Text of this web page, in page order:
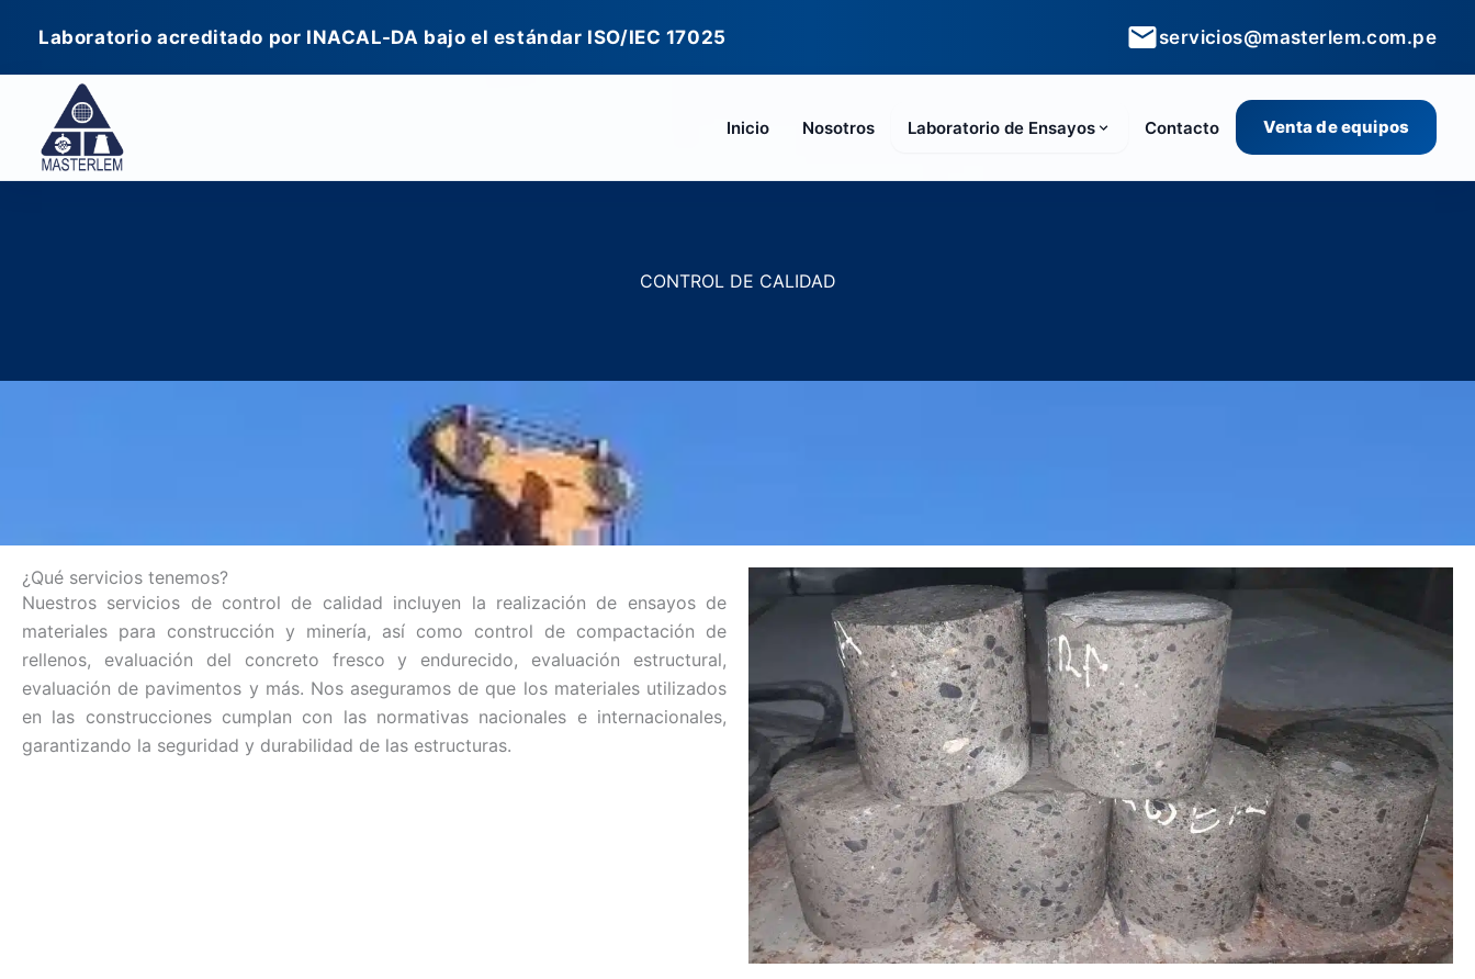
contenido
Laboratorio acreditado por INACAL-DA bajo el estándar ISO/IEC 17025 servicios@masterlem.com.pe
Inicio Nosotros Laboratorio de Ensayos Contacto Venta de equipos
CONTROL DE CALIDAD
¿Qué servicios tenemos?
Nuestros servicios de control de calidad incluyen la realización de ensayos de
materiales para construcción y minería, así como control de compactación de
rellenos, evaluación del concreto fresco y endurecido, evaluación estructural,
evaluación de pavimentos y más. Nos aseguramos de que los materiales utilizados
en las construcciones cumplan con las normativas nacionales e internacionales,
garantizando la seguridad y durabilidad de las estructuras.